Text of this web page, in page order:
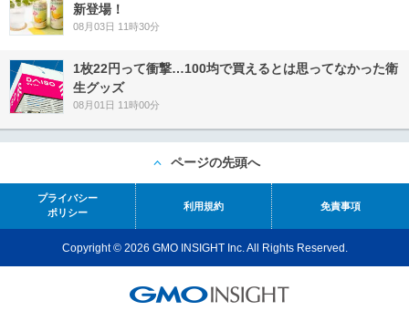
新登場！
08月03日 11時30分
1枚22円って衝撃…100均で買えるとは思ってなかった衛
生グッズ
08月01日 11時00分
ページの先頭へ
プライバシー
ポリシー
利用規約 免責事項
Copyright © 2026 GMO INSIGHT Inc. All Rights Reserved.